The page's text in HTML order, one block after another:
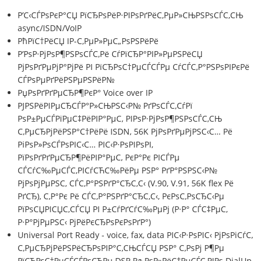
Р’С‹СЃРѕРєР°СЏ РїСЂРѕРёР·РІРѕРґРёС‚РµР»СЊРЅРѕСЃС‚СЊ
async/ISDN/VoIP
РћРїС†РёСЏ IP-С‚РµР»РµС„РѕРЅРёРё
Р’РѕР·РјРѕР¶РЅРѕСЃС‚Рё СѓРїСЂР°РІР»РµРЅРёСЏ
РјРѕРґРµРјР°РјРё РІ РїСЂРѕС†РµСЃСЃРµ СѓСЃС‚Р°РЅРѕРІРєРё
СЃРѕРµРґРёРЅРµРЅРёР№
РџРѕРґРґРµСЂР¶РєР° Voice over IP
РЈРЅРёРІРµСЂСЃР°Р»СЊРЅС‹Р№ РґРѕСЃС‚СѓРї
РѕР±РµСЃРїРµС‡РёРІР°РµС‚ РІРѕР·РјРѕР¶РЅРѕСЃС‚СЊ
С‚РµСЂРјРёРЅР°С†РёРё ISDN, 56K РјРѕРґРµРјРЅС‹С… Рё
РіРѕР»РѕСЃРѕРІС‹С… РІС‹Р·РѕРІРѕРІ,
РїРѕРґРґРµСЂР¶РёРІР°РµС‚ РєР°Рє РІСЃРµ
СЃСѓС‰РµСЃС‚РІСѓСЋС‰РёРµ РЅР° РґР°РЅРЅС‹Р№
РјРѕРјРµРЅС‚ СЃС‚Р°РЅРґР°СЂС‚С‹ (V.90, V.91, 56K flex Рё
РґСЂ), С‚Р°Рє Рё СЃС‚Р°РЅРґР°СЂС‚С‹, РєРѕС‚РѕСЂС‹Рµ
РїРѕСЏРІСЏС‚СЃСЏ РІ Р±СѓРґСѓС‰РµРј (Р·Р° СЃС‡РµС‚
Р·Р°РјРµРЅС‹ РјРёРєСЂРѕРєРѕРґР°)
Universal Port Ready - voice, fax, data РІС‹Р·РѕРІС‹ РјРѕРіСѓС‚
С‚РµСЂРјРёРЅРёСЂРѕРІР°С‚СЊСЃСЏ РЅР° С‚РѕРј Р¶Рµ